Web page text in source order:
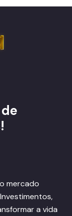
mercado
a vida